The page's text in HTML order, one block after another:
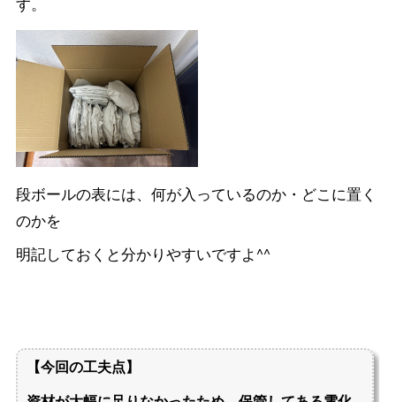
段ボールの表には、何が入っているのか・どこに置く
のかを
明記しておくと分かりやすいですよ^^